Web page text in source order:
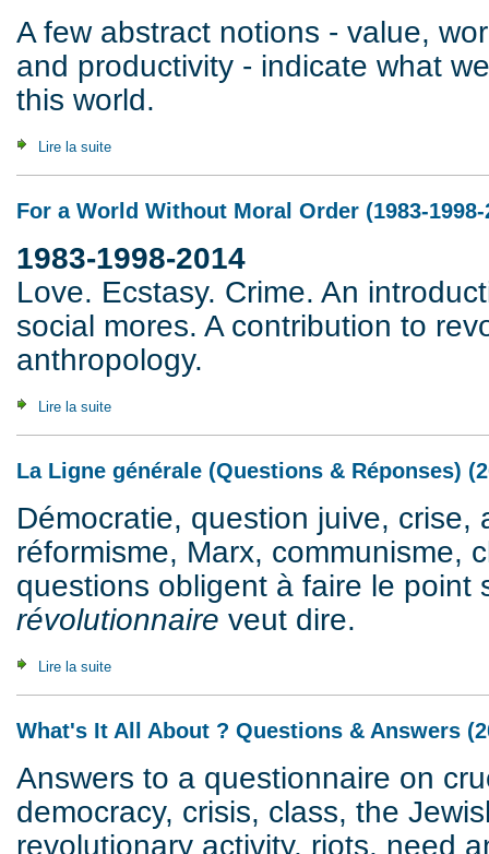
A few abstract notions - value,
and productivity - indicate what
this world.
Lire la suite
For a World Without Moral Order (1983-1998-
1983-1998-2014
Love. Ecstasy. Crime. An
social mores. A contribution to
anthropology.
Lire la suite
La Ligne générale (Questions & Réponses)
Démocratie, question juive, crise,
réformisme, Marx, communisme,
questions obligent à faire le point
révolutionnaire veut dire.
Lire la suite
What's It All About ? Questions & Answers
Answers to a questionnaire on
democracy, crisis, class, the
revolutionary activity, riots, need